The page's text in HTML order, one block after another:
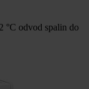
°C odvod spalin do